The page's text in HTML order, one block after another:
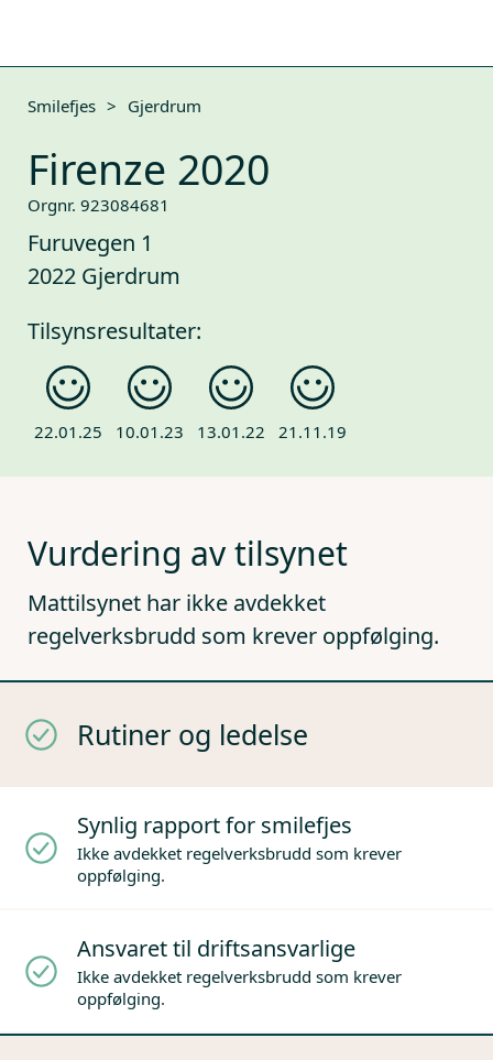
Smilefjes > Gjerdrum
Firenze 2020
Orgnr. 923084681
Furuvegen 1
2022 Gjerdrum
Tilsynsresultater:
22.01.25 10.01.23 13.01.22 21.11.19
Vurdering av tilsynet
Mattilsynet har ikke avdekket
regelverksbrudd som krever oppfølging.
Rutiner og ledelse
Synlig rapport for smilefjes
Ikke avdekket regelverksbrudd som krever
oppfølging.
Ansvaret til driftsansvarlige
Ikke avdekket regelverksbrudd som krever
oppfølging.